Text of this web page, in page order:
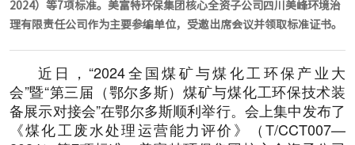
2024）等7项标准。美富特环保集团核心全资子公司四川美峰环境治
理有限责任公司作为主要参编单位，受邀出席会议并领取标准证书。
近日，“2024全国煤矿与煤化工环保产业大
会”暨“第三届（鄂尔多斯）煤矿与煤化工环保技术装
备展示对接会”在鄂尔多斯顺利举行。会上集中发布了
《煤化工废水处理运营能力评价》（T/CCT007—